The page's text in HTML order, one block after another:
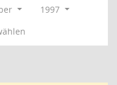
1997